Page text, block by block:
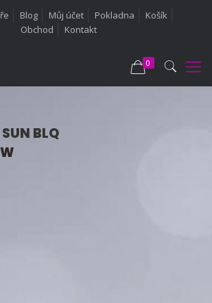
Blog Můj účet Pokladna
Košík
Obchod
Kontakt
0